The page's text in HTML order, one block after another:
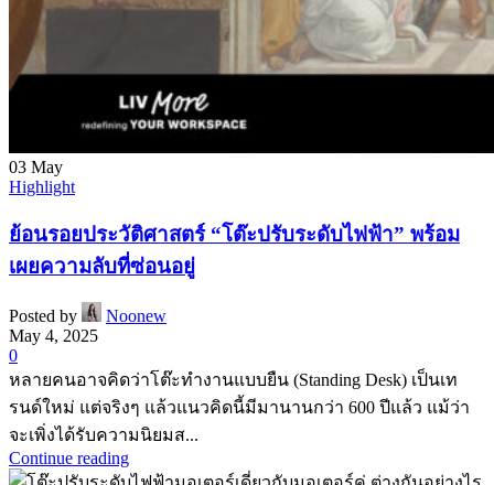
03 May
Highlight
ย้อนรอยประวัติศาสตร์ “โต๊ะปรับระดับไฟฟ้า” พร้อม
เผยความลับที่ซ่อนอยู่
Posted by
Noonew
May 4, 2025
0
หลายคนอาจคิดว่าโต๊ะทำงานแบบยืน (Standing Desk) เป็นเท
รนด์ใหม่ แต่จริงๆ แล้วแนวคิดนี้มีมานานกว่า 600 ปีแล้ว แม้ว่า
จะเพิ่งได้รับความนิยมส...
Continue reading